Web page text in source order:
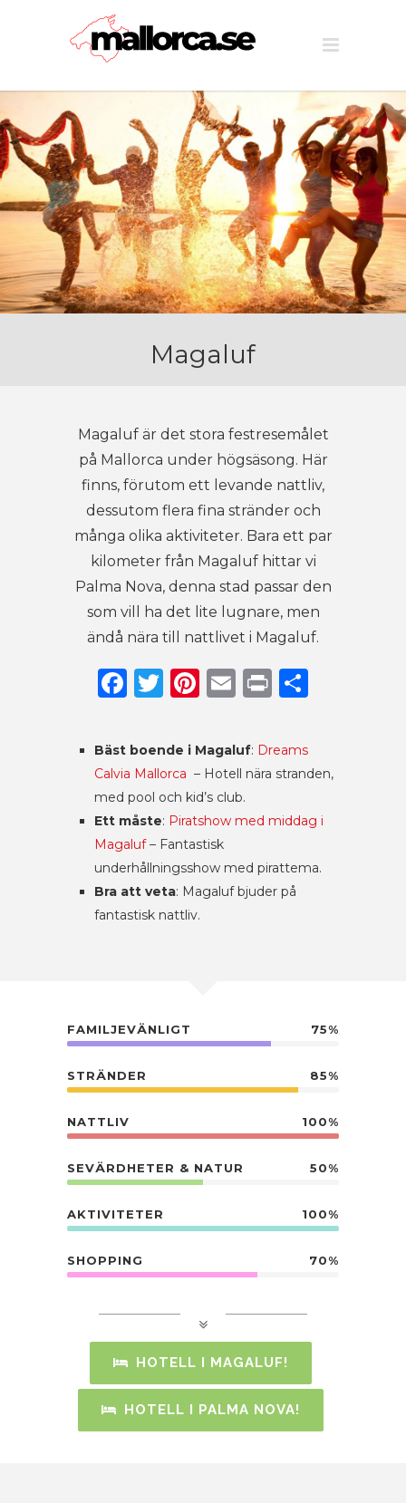
Magaluf
Magaluf är det stora festresemålet
på Mallorca under högsäsong. Här
finns, förutom ett levande nattliv,
dessutom flera fina stränder och
många olika aktiviteter. Bara ett par
kilometer från Magaluf hittar vi
Palma Nova, denna stad passar den
som vill ha det lite lugnare, men
ändå nära till nattlivet i Magaluf.
Facebook
Twitter
Pinterest
Email
Print
Bäst boende i Magaluf: Dreams
Calvia Mallorca – Hotell nära stranden,
med pool och kid’s club.
Ett måste: Piratshow med middag i
Magaluf– Fantastisk
underhållningsshow med pirattema.
Bra att veta: Magaluf bjuder på
fantastisk nattliv.
FAMILJEVÄNLIGT 75%
STRÄNDER 85%
NATTLIV 100%
SEVÄRDHETER & NATUR 50%
AKTIVITETER 100%
SHOPPING 70%
HOTELL I MAGALUF!
HOTELL I PALMA NOVA!